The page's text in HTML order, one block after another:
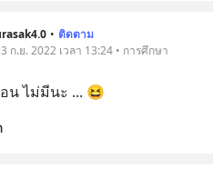
• ติดตาม
3 ก.ย. 2022 เวลา 13:24 • การศึกษา
น ไม่มีนะ ... 😆